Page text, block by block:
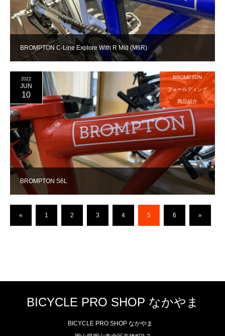
BROMPTON C-Line Explore With R Mid (M6R)
BROMPTON S6L
2022
JUN
10
BROMPTON
フォールディング
商品紹介
« 1 2 3 4 5 6 »
BICYCLE PRO SHOP なかやま
BICYCLE PRO SHOP なかやま